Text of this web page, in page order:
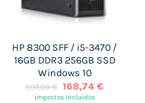
HP 8300 SFF / i5-3470 /
16GB DDR3 256GB SSD
Windows 10
597,00€ O
preço
168,74 €O
impostos incluídos